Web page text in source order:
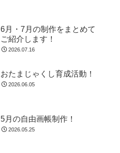
6月・7月の制作をまとめて
ご紹介します！
2026.07.16
おたまじゃくし育成活動！
2026.06.05
5月の自由画帳制作！
2026.05.25